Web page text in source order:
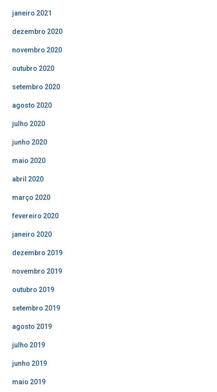
janeiro 2021
dezembro 2020
novembro 2020
outubro 2020
setembro 2020
agosto 2020
julho 2020
junho 2020
maio 2020
abril 2020
março 2020
fevereiro 2020
janeiro 2020
dezembro 2019
novembro 2019
outubro 2019
setembro 2019
agosto 2019
julho 2019
junho 2019
maio 2019